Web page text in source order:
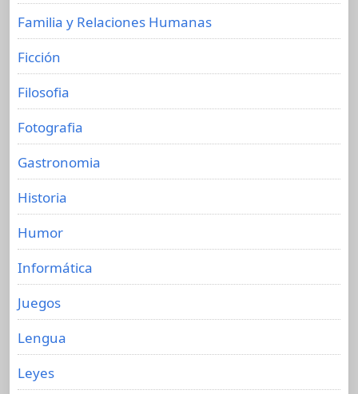
Familia y Relaciones Humanas
Ficción
Filosofia
Fotografia
Gastronomia
Historia
Humor
Informática
Juegos
Lengua
Leyes